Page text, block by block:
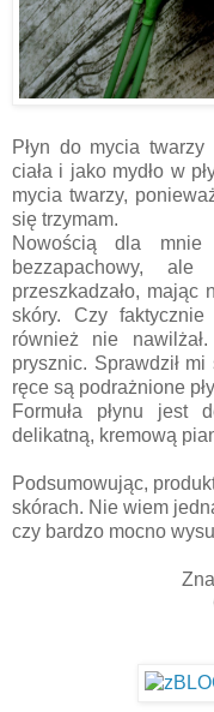
Płyn do mycia
ciała i jako mydło w
mycia twarzy,
się trzymam.
Nowością dla
bezzapachowy,
przeszkadzało,
skóry. Czy
również nie
prysznic. Sprawdził
ręce są podrażnione
Formuła płynu jest
delikatną, kremową
Podsumowując,
skórach. Nie wiem
czy bardzo mocno